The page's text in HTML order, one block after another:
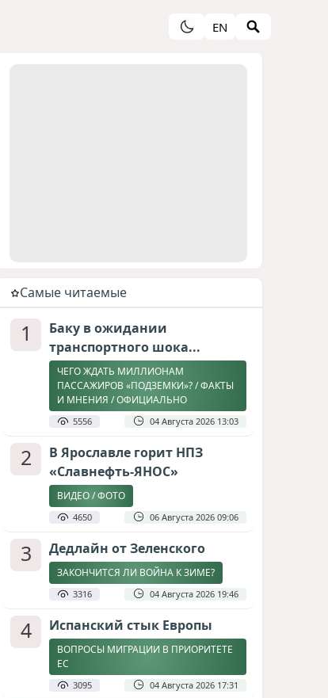
EN
Cамые читаемые
1
Баку в ожидании
транспортного шока...
ЧЕГО ЖДАТЬ МИЛЛИОНАМ
ПАССАЖИРОВ «ПОДЗЕМКИ»? / ФАКТЫ
И МНЕНИЯ / ОФИЦИАЛЬНО
5556 04 Августа 2026 13:03
2
В Ярославле горит НПЗ
«Славнефть-ЯНОС»
ВИДЕО / ФОТО
4650 06 Августа 2026 09:06
3 Дедлайн от Зеленского
ЗАКОНЧИТСЯ ЛИ ВОЙНА К ЗИМЕ?
3316 04 Августа 2026 19:46
4 Испанский стык Европы
ВОПРОСЫ МИГРАЦИИ В ПРИОРИТЕТЕ
ЕС
3095 04 Августа 2026 17:31